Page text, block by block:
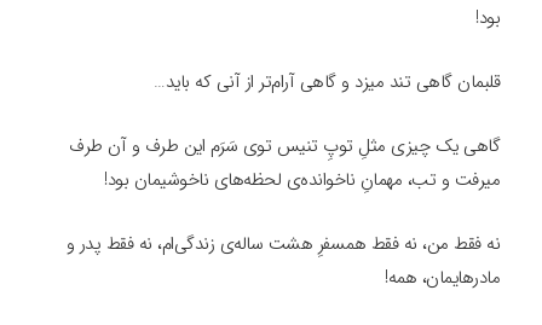
بود!
قلبمان گاهی تند میزد و گاهی آرام‌تر از آنی که باید…
گاهی یک چیزی مثلِ توپِ تنیس توی سَرَم این طرف و آن طرف
میرفت و تب، مهمانِ ناخوانده‌ی لحظه‌های ناخوشیمان بود!
نه فقط من، نه فقط همسفرِ هشت ساله‌ی زندگی‌ام، نه فقط پدر و
مادرهایمان، همه!